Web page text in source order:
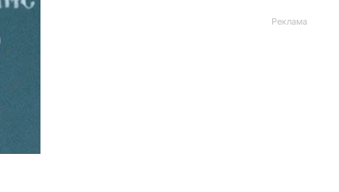
Реклама